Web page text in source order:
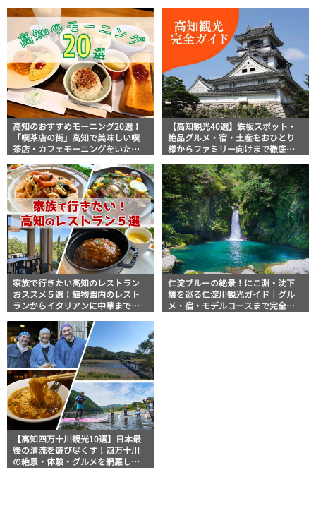
高知のおすすめモーニング20選！
「喫茶店の街」高知で美味しい喫
茶店・カフェモーニングをいただ
【高知観光40選】鉄板スポット・
絶品グルメ・宿・土産をおひとり
様からファミリー向けまで徹底解
家族で行きたい高知のレストラン
おススメ５選！植物園内のレスト
ランからイタリアンに中華まで楽
仁淀ブルーの絶景！にこ淵・沈下
橋を巡る仁淀川観光ガイド｜グル
メ・宿・モデルコースまで完全網
【高知四万十川観光10選】日本最
後の清流を遊び尽くす！四万十川
の絶景・体験・グルメを網羅した